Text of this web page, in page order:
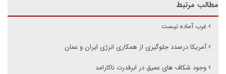
مطالب مرتبط
غرب آماده نیست
آمریکا درصدد جلوگیری از همکاری انرژی ایران و عمان
وجود شکاف های عمیق در ابرقدرت ناکارامد